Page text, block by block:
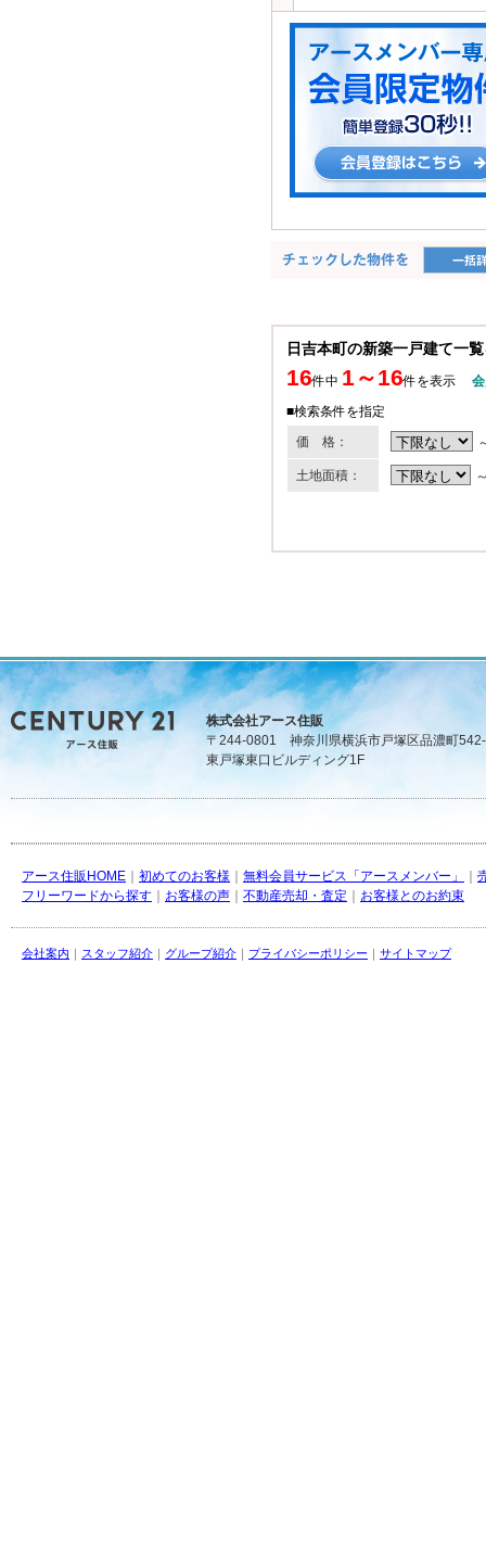
日吉本町の新築一戸建て一
16件中 1～16件を表示
■検索条件を指定
価 格：
土地面積：
株式会社アース住販
〒244-0801 神奈川県横浜市戸塚区品濃町
東戸塚東口ビルディング1F
アース住販HOME 初めてのお客様 無料会員サービス「アースメンバー」
フリーワードから探す
お客様の声 不動産売却・査定 お客様とのお約束
会社案内 ｜ スタッフ紹介 ｜ グループ紹介 ｜ プライバシーポリシー ｜ サイトマップ